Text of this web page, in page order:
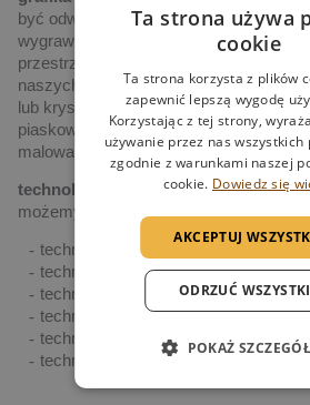
być odwzorowaniem indywidualnego
wygrawerowanymi laserowo tekstami,
przestrzennymi, kolorystyką, itp.,
naszych artystów i naniesionymi na
lub kryształową formę), różnymi
piaskowania, grawerowania
malowania ręcznego czy
technologia indywidualizacji
możemy indywidualizować
technikę piaskowania
technikę grawerowania
technikę grawerowania
technikę druku UV
technikę druku termotransferowego
technikę CNC & waterjet
Ta strona używa
cookie
Ta strona korzysta z plików
zapewnić lepszą wygodę
Korzystając z tej strony,
używanie przez nas wszystkich
zgodnie z warunkami naszej
cookie. Dowiedz się
AKCEPTUJ
ODRZUĆ
POKAŻ